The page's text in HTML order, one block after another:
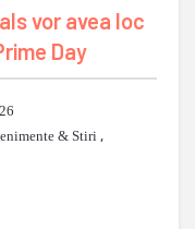
vor avea loc
Day
& Stiri,